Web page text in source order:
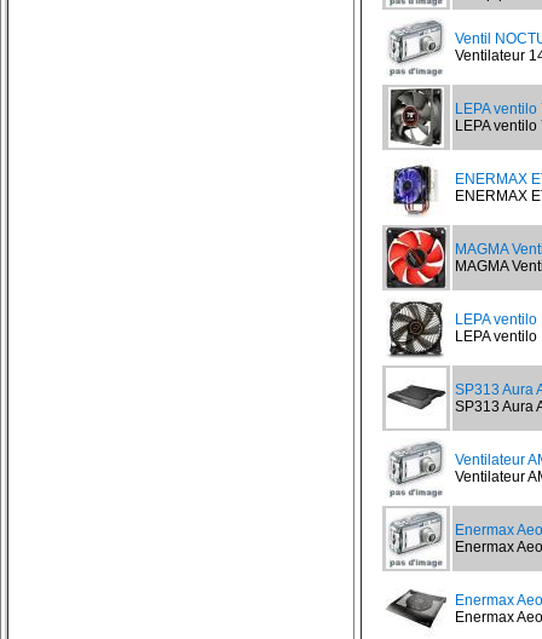
Ventil
Ventilateur
LEPA
LEPA
ENERMAX
ENERMAX
MAGMA
MAGMA
LEPA
LEPA
SP313 Aura
SP313 Aura
Ventilateur
Ventilateur
Enermax
Enermax
Enermax
Enermax